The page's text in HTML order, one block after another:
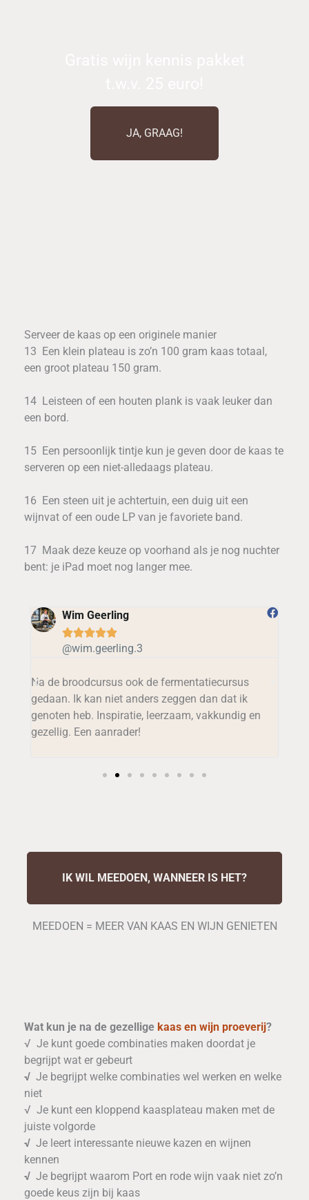
JA, GRAAG!
Serveer de kaas op een originele manier
13 Een klein plateau is zo’n 100 gram kaas totaal,
een groot plateau 150 gram.
14 Leisteen of een houten plank is vaak leuker dan
een bord.
15 Een persoonlijk tintje kun je geven door de kaas te
serveren op een niet-alledaags plateau.
16 Een steen uit je achtertuin, een duig uit een
wijnvat of een oude LP van je favoriete band.
17 Maak deze keuze op voorhand als je nog nuchter
bent: je iPad moet nog langer mee.
Wim Geerling

@wim.geerling.3
Na de broodcursus ook de fermentatiecursus
gedaan. Ik kan niet anders zeggen dan dat ik
genoten heb. Inspiratie, leerzaam, vakkundig en
gezellig. Een aanrader!
IK WIL MEEDOEN, WANNEER IS HET?
MEEDOEN = MEER VAN KAAS EN WIJN GENIETEN
Wat kun je na de gezellige kaas en wijn proeverij?
√ Je kunt goede combinaties maken doordat je
begrijpt wat er gebeurt
√ Je begrijpt welke combinaties wel werken en welke
niet
√ Je kunt een kloppend kaasplateau maken met de
juiste volgorde
√ Je leert interessante nieuwe kazen en wijnen
kennen
√ Je begrijpt waarom Port en rode wijn vaak niet zo’n
goede keus zijn bij kaas